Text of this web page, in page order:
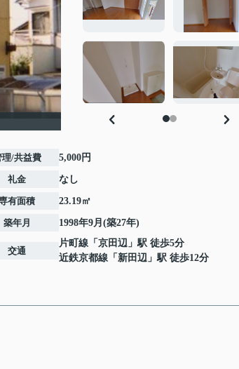
理/共益費 5,000円
礼金 なし
有面積 23.19㎡
築年月 1998年9月(築27年)
交通
片町線 「 京田辺 」駅 徒歩5分
近鉄京都線 「 新田辺 」駅 徒歩12分